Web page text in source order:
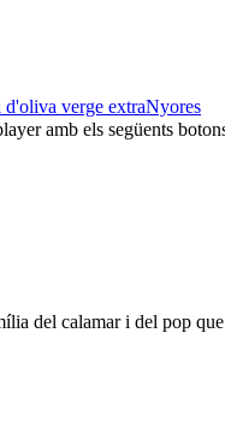
verge extraNyores
amb els següents
del calamar i del pop